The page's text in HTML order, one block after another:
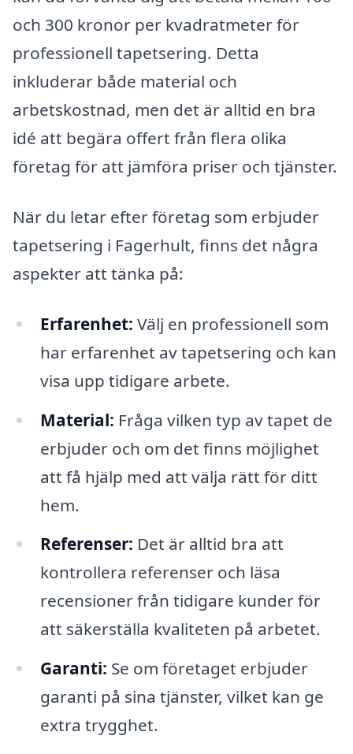
och 300 kronor per kvadratmeter för
professionell tapetsering. Detta
inkluderar både material och
arbetskostnad, men det är alltid en bra
idé att begära offert från flera olika
företag för att jämföra priser och tjänster.
När du letar efter företag som erbjuder
tapetsering i Fagerhult, finns det några
aspekter att tänka på:
Erfarenhet: Välj en professionell som
har erfarenhet av tapetsering och kan
visa upp tidigare arbete.
Material: Fråga vilken typ av tapet de
erbjuder och om det finns möjlighet
att få hjälp med att välja rätt för ditt
hem.
Referenser: Det är alltid bra att
kontrollera referenser och läsa
recensioner från tidigare kunder för
att säkerställa kvaliteten på arbetet.
Garanti: Se om företaget erbjuder
garanti på sina tjänster, vilket kan ge
extra trygghet.